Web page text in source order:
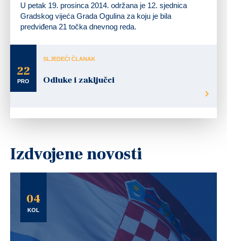
U petak 19. prosinca 2014. održana je 12. sjednica
Gradskog vijeća Grada Ogulina za koju je bila
predviđena 21 točka dnevnog reda.
22
PRO
SLJEDEĆI ČLANAK
Odluke i zaključci
Izdvojene novosti
04
KOL